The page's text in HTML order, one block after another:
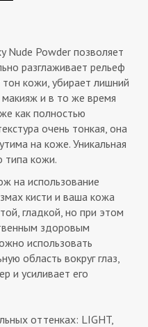
Nude Powder позволяет
разглаживает рельеф
кожи, убирает лишний
и в то же время
как полностью
очень тонкая, она
на коже. Уникальная
кожи.
на использование
кисти и ваша кожа
гладкой, но при этом
здоровым
использовать
область вокруг глаз,
и усиливает его
оттенках: LIGHT,